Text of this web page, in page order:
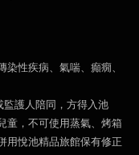
性疾病、氣喘、癲癇、
監護人陪同，方得入池
童，不可使用蒸氣、烤箱
用悅池精品旅館保有修正